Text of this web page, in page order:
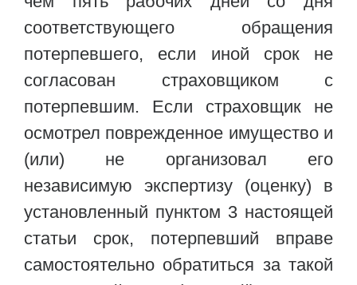
соответствующего обращения
потерпевшего, если иной срок не
согласован страховщиком с
потерпевшим. Если страховщик не
осмотрел поврежденное имущество и
(или) не организовал его
независимую экспертизу (оценку) в
установленный пунктом 3 настоящей
статьи срок, потерпевший вправе
самостоятельно обратиться за такой